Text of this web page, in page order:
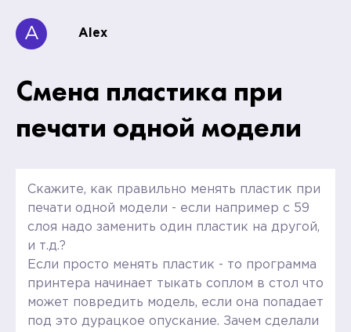
A Alex
Смена пластика при
печати одной модели
Скажите, как правильно менять пластик при
печати одной модели - если например с 59
слоя надо заменить один пластик на другой,
и т.д.?
Если просто менять пластик - то программа
принтера начинает тыкать соплом в стол что
может повредить модель, если она попадает
под это дурацкое опускание. Зачем сделали